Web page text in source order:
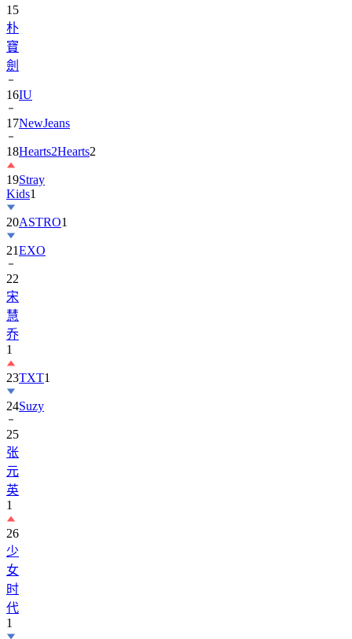
15
朴
寶
劍
16IU
17NewJeans
18Hearts2Hearts2
19Stray
Kids1
20ASTRO1
21EXO
22
宋
慧
乔
1
23TXT1
24Suzy
25
张
元
英
1
26
少
女
时
代
1